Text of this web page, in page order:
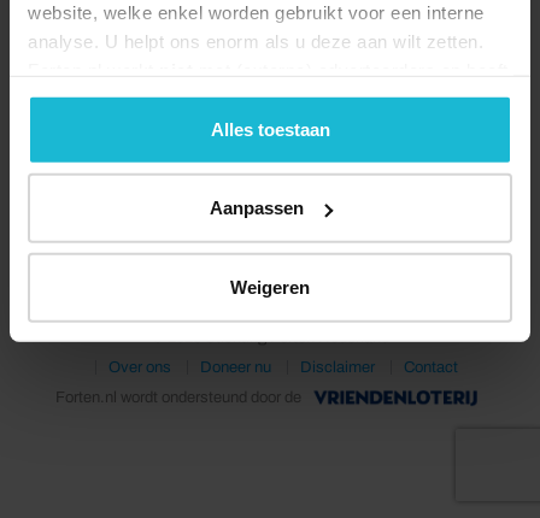
website, welke enkel worden gebruikt voor een interne
analyse. U helpt ons enorm als u deze aan wilt zetten.
geen commerciële doelstelling. U kunt deze cookies via
de knoppen accepteren, beheren of weigeren.
Alles toestaan
Aanpassen
Weigeren
© 2026 Stichting Forten Nederland
Over ons
Doneer nu Disclaimer
Contact
Forten.nl wordt ondersteund door de